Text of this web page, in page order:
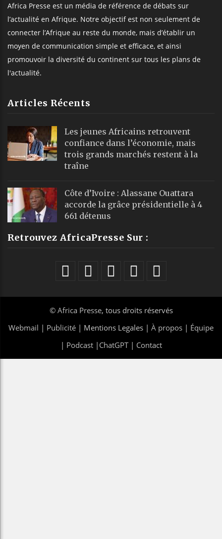
Africa Presse est un média de référence de débats sur
l’actualité en Afrique. Notre objectif est non seulement de
connecter l’Afrique au reste du monde, mais d’établir un
moyen de communication simple et efficace, et ainsi
promouvoir la diversité du continent sur tous les plans de
l'actualité.
Articles Récents
Les jeunes Africains retrouvent
confiance dans l’économie, mais
trois grands marchés restent à la
traîne
Côte d’Ivoire : Alassane Ouattara
accorde la grâce présidentielle à 4
661 détenus
Retrouvez AfricaPresse Sur :
© Africa Presse, tous droits réservés
Webmail | Publicité | Mentions Legales | À propos | Équipe
| Podcast| ChatGPT| Contact